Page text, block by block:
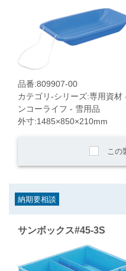
品番:809907-00
カテゴリ-シリーズ:専用資
ンコーライフ - 雪用品
外寸:1485×850×210mm
この
納期要相談
サンボックス#45-3S